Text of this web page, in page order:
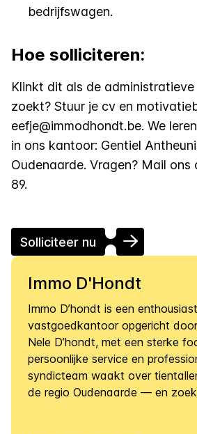
bedrijfswagen.
Hoe solliciteren:
Klinkt dit als de
zoekt? Stuur je cv en
eefje@immodhondt.be. We
in ons kantoor: Gentiel
Oudenaarde. Vragen? Mail
89.
Solliciteer nu
Immo D'Hondt
Immo D’hondt is een enthousiast
vastgoedkantoor opgericht
Nele D’hondt, met een sterke
persoonlijke service en
syndicteam waakt over
de regio Oudenaarde — en